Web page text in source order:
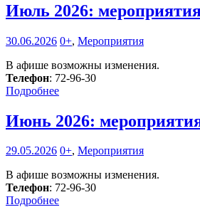
Июль 2026:
30.06.2026 0+, Мероприятия
В афише возможны изменения.
Телефон: 72-96-30
Подробнее
Июнь 2026:
29.05.2026 0+, Мероприятия
В афише возможны изменения.
Телефон: 72-96-30
Подробнее